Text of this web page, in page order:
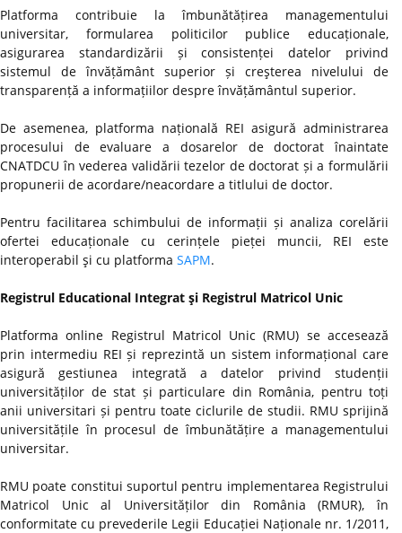
Platforma contribuie la îmbunătățirea managementului
universitar, formularea politicilor publice educaționale,
asigurarea standardizării și consistenței datelor privind
sistemul de învățământ superior și creşterea nivelului de
transparență a informațiilor despre învățământul superior.
De asemenea, platforma națională REI asigură administrarea
procesului de evaluare a dosarelor de doctorat înaintate
CNATDCU în vederea validării tezelor de doctorat și a formulării
propunerii de acordare/neacordare a titlului de doctor.
Pentru facilitarea schimbului de informații și analiza corelării
ofertei educaționale cu cerințele pieței muncii, REI este
interoperabil şi cu platforma SAPM.
Registrul Educational Integrat şi Registrul Matricol Unic
Platforma online Registrul Matricol Unic (RMU) se accesează
prin intermediu REI și reprezintă un sistem informațional care
asigură gestiunea integrată a datelor privind studenții
universităților de stat și particulare din România, pentru toți
anii universitari și pentru toate ciclurile de studii. RMU sprijină
universitățile în procesul de îmbunătățire a managementului
universitar.
RMU poate constitui suportul pentru implementarea Registrului
Matricol Unic al Universităților din România (RMUR), în
conformitate cu prevederile Legii Educației Naționale nr. 1/2011,